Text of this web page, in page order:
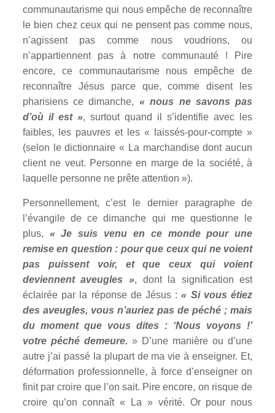
communautarisme qui nous empêche de reconnaître
le bien chez ceux qui ne pensent pas comme nous,
n’agissent pas comme nous voudrions, ou
n’appartiennent pas à notre communauté ! Pire
encore, ce communautarisme nous empêche de
reconnaître Jésus parce que, comme disent les
pharisiens ce dimanche, «nous ne savons pas
d’où il est », surtout quand il s’identifie avec les
faibles, les pauvres et les « laissés-pour-compte »
(selon le dictionnaire « La marchandise dont aucun
client ne veut. Personne en marge de la société, à
laquelle personne ne prête attention »).
Personnellement, c’est le dernier paragraphe de
l’évangile de ce dimanche qui me questionne le
plus, « Je suis venu en ce monde pour une
remise en question : pour que ceux qui ne voient
pas puissent voir, et que ceux qui voient
deviennent aveugles », dont la signification est
éclairée par la réponse de Jésus :« Si vous étiez
des aveugles, vous n’auriez pas de péché ; mais
du moment que vous dites : ‘Nous voyons !’
votre péché demeure. » D’une manière ou d’une
autre j’ai passé la plupart de ma vie à enseigner. Et,
déformation professionnelle, à force d’enseigner on
finit par croire que l’on sait. Pire encore, on risque de
croire qu’on connaît « La » vérité. Or pour nous